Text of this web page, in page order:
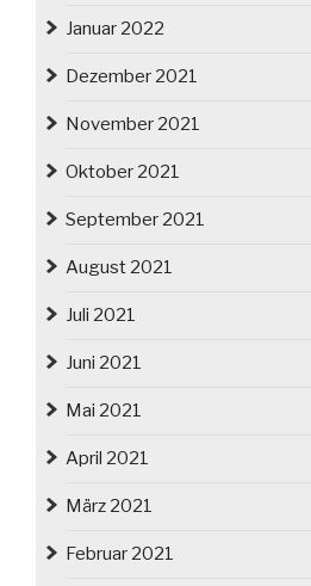
Januar 2022
Dezember 2021
November 2021
Oktober 2021
September 2021
August 2021
Juli 2021
Juni 2021
Mai 2021
April 2021
März 2021
Februar 2021